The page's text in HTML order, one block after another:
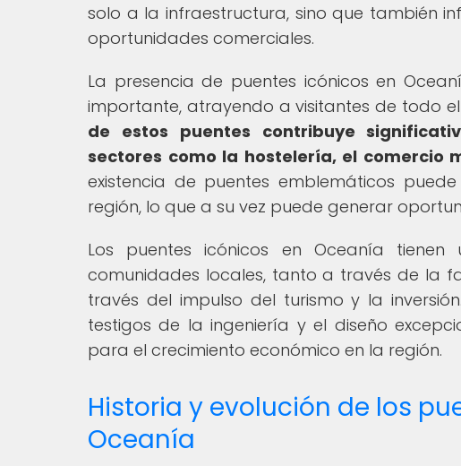
solo a la infraestructura, sino que también
oportunidades comerciales.
La presencia de puentes icónicos en
importante, atrayendo a visitantes de todo
de estos puentes contribuye
sectores como la hostelería, el comercio
existencia de puentes emblemáticos
región, lo que a su vez puede generar
Los puentes icónicos en Oceanía
comunidades locales, tanto a través de la
través del impulso del turismo y la
testigos de la ingeniería y el diseño
para el crecimiento económico en la región.
Historia y evolución de los
Oceanía